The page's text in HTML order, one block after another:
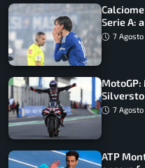
Serie A:
7
7
ATP